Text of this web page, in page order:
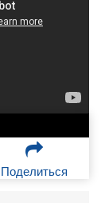
Поделиться